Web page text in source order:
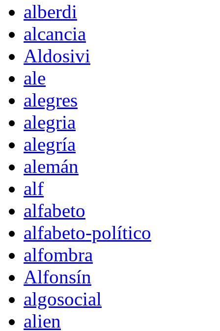
alberdi
alcancia
Aldosivi
ale
alegres
alegria
alegría
alemán
alf
alfabeto
alfabeto-político
alfombra
Alfonsín
algosocial
alien